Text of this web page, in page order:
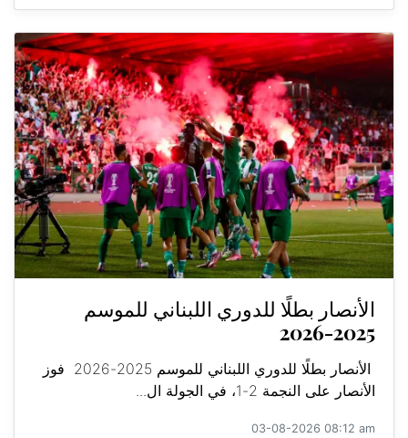
الأنصار بطلًا للدوري اللبناني للموسم
2025-2026
الأنصار بطلًا للدوري اللبناني للموسم 2025-2026 فوز
الأنصار على النجمة 2-1، في الجولة ال...
03-08-2026 08:12 am